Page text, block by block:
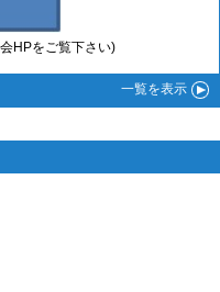
HPをご覧下さい)
一覧を表示